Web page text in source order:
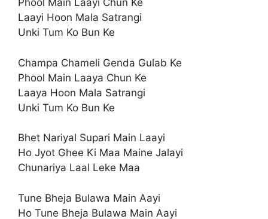
Phool Main Laayi Chun Ke
Laayi Hoon Mala Satrangi
Unki Tum Ko Bun Ke
Champa Chameli Genda Gulab Ke
Phool Main Laaya Chun Ke
Laaya Hoon Mala Satrangi
Unki Tum Ko Bun Ke
Bhet Nariyal Supari Main Laayi
Ho Jyot Ghee Ki Maa Maine Jalayi
Chunariya Laal Leke Maa
Tune Bheja Bulawa Main Aayi
Ho Tune Bheja Bulawa Main Aayi